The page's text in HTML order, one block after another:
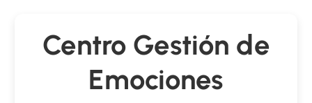
Centro Gestión de
Emociones